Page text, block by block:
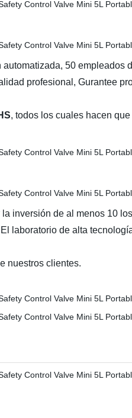
50
profesional, Gurantee
, todos los cuales hacen
inversión de al menos 10
laboratorio de alta
nuestros clientes.